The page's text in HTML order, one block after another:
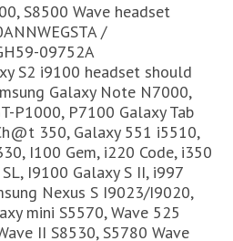
S8500 Wave headset
/
09752A
S2 i9100 headset should
Galaxy Note N7000,
P1000, P7100 Galaxy Tab
350, Galaxy 551 i5510,
I100 Gem, i220 Code, i350
I9100 Galaxy S II, i997
Nexus S I9023/I9020,
mini S5570, Wave 525
II S8530, S5780 Wave